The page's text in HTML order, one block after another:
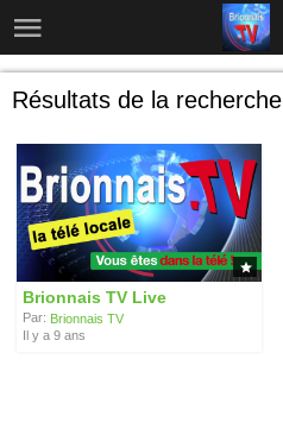
Résultats de la recherche
Brionnais TV Live
Par: Brionnais TV
Il y a 9 ans